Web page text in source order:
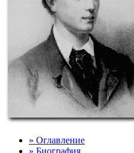
» Оглавление
» Биография